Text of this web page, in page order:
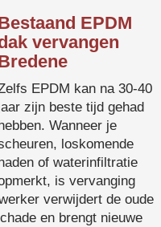
EPDM
vervangen
EPDM kan na 30-40
zijn beste tijd gehad
Wanneer je
loskomende
of waterinfiltratie
is vervanging
verwijdert de oude
en brengt nieuwe